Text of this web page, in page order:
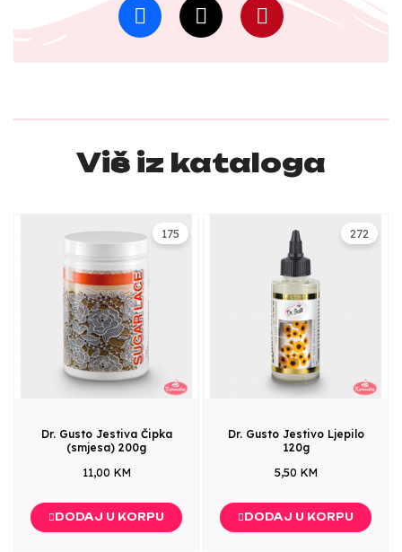
Više iz kataloga
175
Dr. Gusto Jestiva Čipka
(smjesa) 200g
11,00 KM
DODAJ U KORPU
272
Dr. Gusto Jestivo Ljepilo
120g
5,50 KM
DODAJ U KORPU